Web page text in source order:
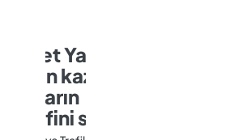
Opet Yakıt
puan kazan,
yolların
keyfini sür!